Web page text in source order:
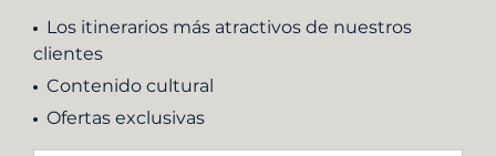
Los itinerarios más atractivos de nuestros
clientes
Contenido cultural
Ofertas exclusivas